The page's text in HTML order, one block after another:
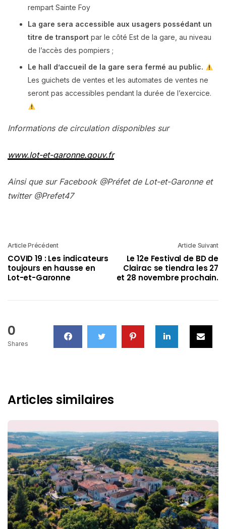
rempart Sainte Foy
La gare sera accessible aux usagers possédant un
titre de transport par le côté Est de la gare, au niveau
de l’accès des pompiers ;
Le hall d’accueil de la gare sera fermé au public.
Les guichets de ventes et les automates de ventes ne
seront pas accessibles pendant la durée de l’exercice.
Informations de circulation disponibles sur
www.lot-et-garonne.gouv.fr
Ainsi que sur Facebook @Préfet de Lot-et-Garonne et
twitter @Prefet47
Article Précédent
COVID 19 : Les indicateurs
toujours en hausse en
Lot-et-Garonne
Article Suivant
Le 12e Festival de BD de
Clairac se tiendra les 27
et 28 novembre prochain.
0
Shares
Articles similaires